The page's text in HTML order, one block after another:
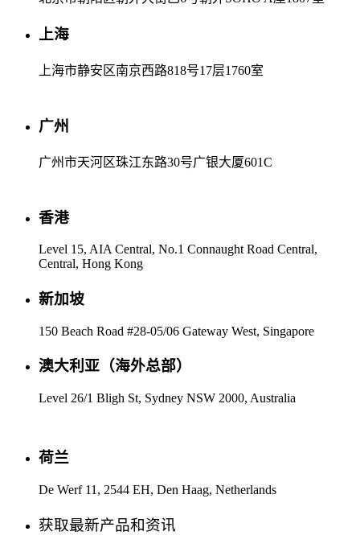
上海
上海市静安区南京西路818号17层1760室
广州
广州市天河区珠江东路30号广银大厦601C
香港
Level 15, AIA Central, No.1 Connaught Road Central,
Central, Hong Kong
新加坡
150 Beach Road #28-05/06 Gateway West, Singapore
澳大利亚（海外总部）
Level 26/1 Bligh St, Sydney NSW 2000, Australia
荷兰
De Werf 11, 2544 EH, Den Haag, Netherlands
获取最新产品和资讯